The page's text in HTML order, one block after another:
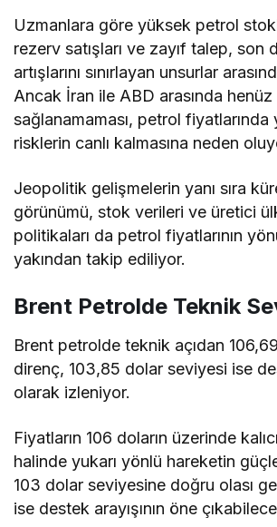
Uzmanlara göre yüksek petrol
rezerv satışları ve zayıf talep, son
artışlarını sınırlayan unsurlar
Ancak İran ile ABD arasında
sağlanamaması, petrol fiyatlarında
risklerin canlı kalmasına neden
Jeopolitik gelişmelerin yanı sıra
görünümü, stok verileri ve üretici
politikaları da petrol fiyatlarının
yakından takip ediliyor.
Brent Petrolde Teknik
Brent petrolde teknik açıdan
direnç, 103,85 dolar seviyesi ise
olarak izleniyor.
Fiyatların 106 doların üzerinde
halinde yukarı yönlü hareketin
103 dolar seviyesine doğru olası
ise destek arayışının öne